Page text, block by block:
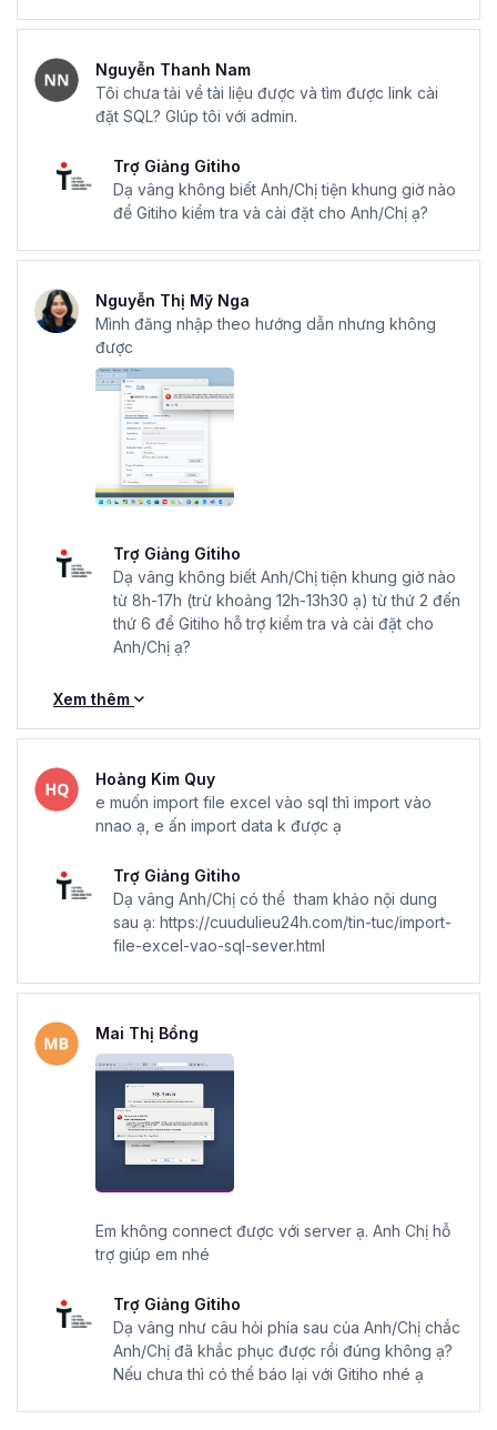
Nguyễn Thanh Nam
Tôi chưa tải về tài liệu được và tìm được link cài
đặt SQL? GIúp tôi với admin.
Trợ Giảng Gitiho
Dạ vâng không biết Anh/Chị tiện khung giờ nào
để Gitiho kiểm tra và cài đặt cho Anh/Chị ạ?
Nguyễn Thị Mỹ Nga
Mình đăng nhập theo hướng dẫn nhưng không
được
Trợ Giảng Gitiho
Dạ vâng không biết Anh/Chị tiện khung giờ nào
từ 8h-17h (trừ khoảng 12h-13h30 ạ) từ thứ 2 đến
thứ 6 để Gitiho hỗ trợ kiểm tra và cài đặt cho
Anh/Chị ạ?
Xem thêm
Hoàng Kim Quy
e muốn import file excel vào sql thì import vào
nnao ạ, e ấn import data k được ạ
Trợ Giảng Gitiho
Dạ vâng Anh/Chị có thể tham khảo nội dung
sau ạ: https://cuudulieu24h.com/tin-tuc/import-
file-excel-vao-sql-sever.html
Mai Thị Bồng
Em không connect được với server ạ. Anh Chị hỗ
trợ giúp em nhé
Trợ Giảng Gitiho
Dạ vâng như câu hỏi phía sau của Anh/Chị chắc
Anh/Chị đã khắc phục được rồi đúng không ạ?
Nếu chưa thì có thể báo lại với Gitiho nhé ạ